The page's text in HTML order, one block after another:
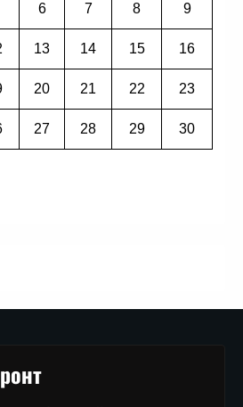
6 7 8 9
13 14 15 16
20 21 22 23
27 28 29 30